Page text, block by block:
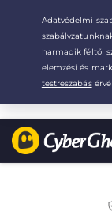
Your choice:The